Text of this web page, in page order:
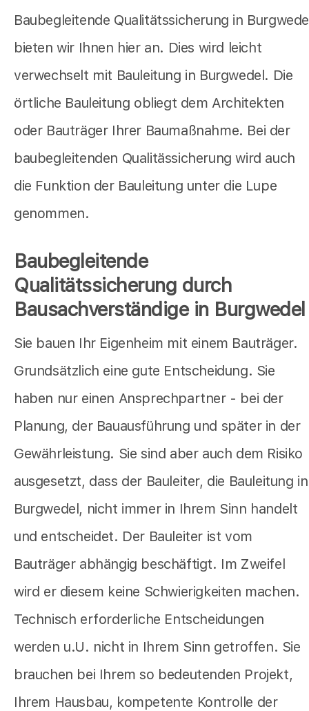
Baubegleitende Qualitätssicherung in
bieten wir Ihnen hier an. Dies wird leicht
verwechselt mit Bauleitung in Burgwedel. Die
örtliche Bauleitung obliegt dem Architekten
oder Bauträger Ihrer Baumaßnahme. Bei der
baubegleitenden Qualitässicherung wird auch
die Funktion der Bauleitung unter die Lupe
genommen.
Baubegleitende
Qualitätssicherung durch
Bausachverständige in Burgwedel
Sie bauen Ihr Eigenheim mit einem Bauträger.
Grundsätzlich eine gute Entscheidung. Sie
haben nur einen Ansprechpartner - bei der
Planung, der Bauausführung und später in der
Gewährleistung. Sie sind aber auch dem Risiko
ausgesetzt, dass der Bauleiter, die Bauleitung in
Burgwedel, nicht immer in Ihrem Sinn handelt
und entscheidet. Der Bauleiter ist vom
Bauträger abhängig beschäftigt. Im Zweifel
wird er diesem keine Schwierigkeiten machen.
Technisch erforderliche Entscheidungen
werden u.U. nicht in Ihrem Sinn getroffen. Sie
brauchen bei Ihrem so bedeutenden Projekt,
Ihrem Hausbau, kompetente Kontrolle der